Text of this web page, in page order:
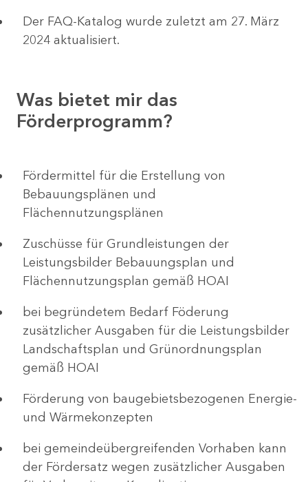
Der FAQ-Katalog wurde zuletzt am 27. März
2024 aktualisiert.
Was bietet mir das
Förderprogramm?
Fördermittel für die Erstellung von
Bebauungsplänen und
Flächennutzungsplänen
Zuschüsse für Grundleistungen der
Leistungsbilder Bebauungsplan und
Flächennutzungsplan gemäß HOAI
bei begründetem Bedarf Föderung
zusätzlicher Ausgaben für die Leistungsbilder
Landschaftsplan und Grünordnungsplan
gemäß HOAI
Förderung von baugebietsbezogenen Energie-
und Wärmekonzepten
bei gemeindeübergreifenden Vorhaben kann
der Fördersatz wegen zusätzlicher Ausgaben